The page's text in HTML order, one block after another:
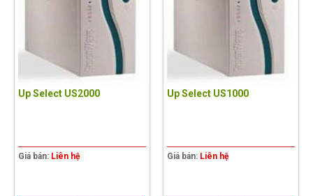
Up Select US2000
Giá bán: Liên hệ
Up Select US1000
Giá bán: Liên hệ